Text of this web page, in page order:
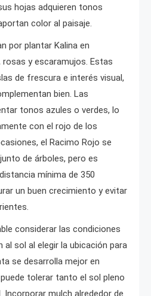
hojas adquieren tonos
color al paisaje.
por plantar Kalina en
y escaramujos. Estas
de frescura e interés visual,
bien. Las
tonos azules o verdes, lo
con el rojo de los
el Racimo Rojo se
de árboles, pero es
mínima de 350
un buen crecimiento y evitar
considerar las condiciones
al sol al elegir la ubicación para
se desarrolla mejor en
tolerar tanto el sol pleno
Incorporar mulch alrededor de